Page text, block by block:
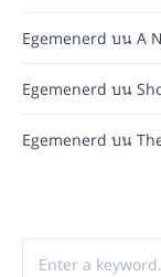
Egemenerd บน A
Egemenerd บน
Egemenerd บน